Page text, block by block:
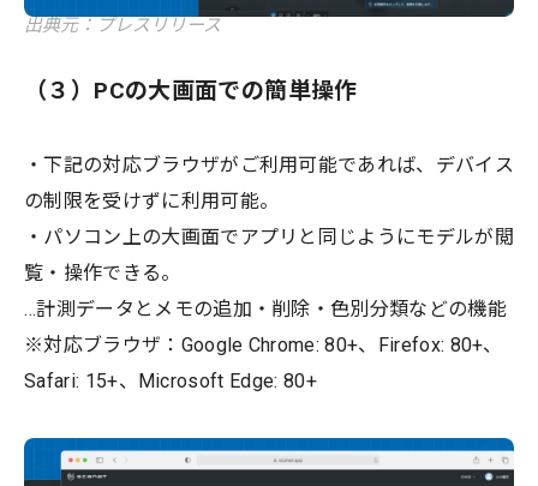
出典元：プレスリリース
（３）PCの大画面での簡単操作
・下記の対応ブラウザがご利用可能であれば、デバイス
の制限を受けずに利用可能。
・パソコン上の大画面でアプリと同じようにモデルが閲
覧・操作できる。
…計測データとメモの追加・削除・色別分類などの機能
※対応ブラウザ：Google Chrome: 80+、Firefox: 80+、
Safari: 15+、Microsoft Edge: 80+